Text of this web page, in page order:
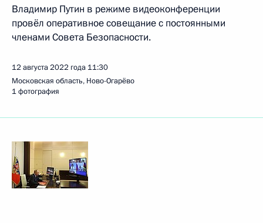
Владимир Путин в режиме видеоконференции
провёл оперативное совещание с постоянными
членами Совета Безопасности.
12 августа 2022 года 11:30
Московская область, Ново-Огарёво
1 фотография